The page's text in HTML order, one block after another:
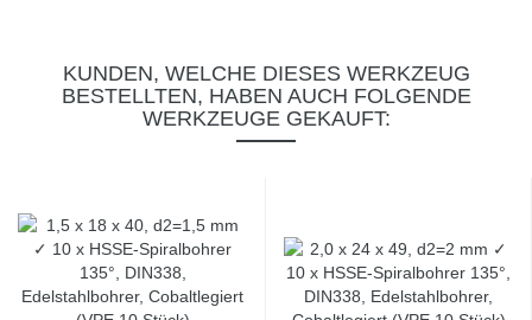
KUNDEN, WELCHE DIESES WERKZEUG
BESTELLTEN, HABEN AUCH FOLGENDE
WERKZEUGE GEKAUFT: